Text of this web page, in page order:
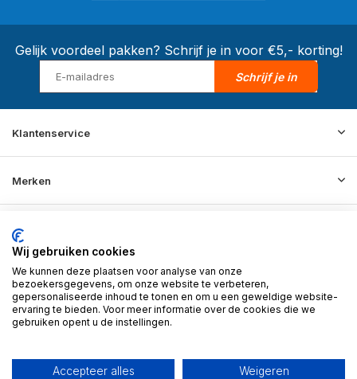
Gelijk voordeel pakken? Schrijf je in voor €5,- korting!
Schrijf je in
Klantenservice
Merken
Informatie
Contact
© 2026 BD Store - Theme By
Wij gebruiken cookies
We kunnen deze plaatsen voor analyse van onze
bezoekersgegevens, om onze website te verbeteren,
gepersonaliseerde inhoud te tonen en om u een geweldige website-
ervaring te bieden. Voor meer informatie over de cookies die we
gebruiken opent u de instellingen.
Accepteer alles Weigeren